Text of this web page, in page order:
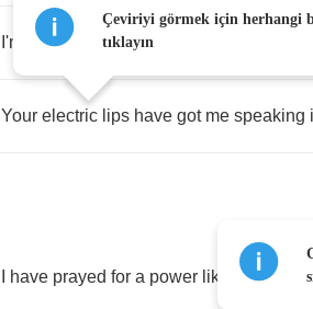
I'm a slave this love
Your electric lips have got me speaking
have prayed for a power like you
Çeviriyi görmek için herhangi
tıklayın